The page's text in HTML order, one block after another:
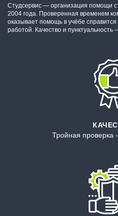
Студсервис — организация помощи
2004 года. Проверенная временем
оказывает помощь в учёбе
работой. Качество и
Тройная проверка